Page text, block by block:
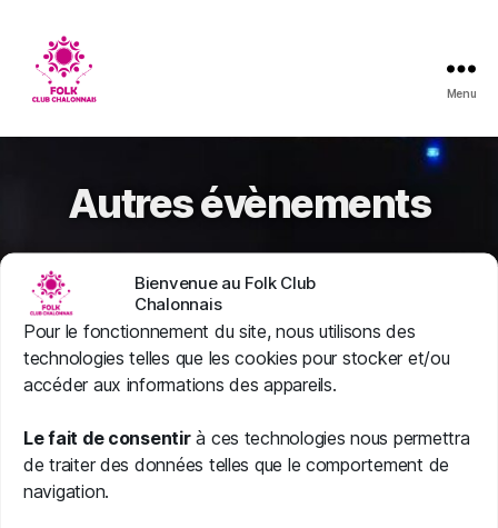
Bienvenue au Folk Club
Chalonnais
Pour le fonctionnement du site, nous utilisons des
technologies telles que les cookies pour stocker et/ou
accéder aux informations des appareils.
Le fait de consentirà ces technologies nous permettra
de traiter des données telles que le comportement de
navigation.
Club
Menu
Autres évènements
Bien sûr vous pouvez retrouver les évènements
du Folk Club Chalonnais sur notrecalendrier
ou notre espace de l’Agenda’Trad
externe).